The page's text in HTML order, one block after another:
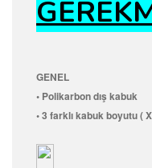
GENEL
• Polikarbon dış kabuk
• 3 farklı kabuk boyutu (